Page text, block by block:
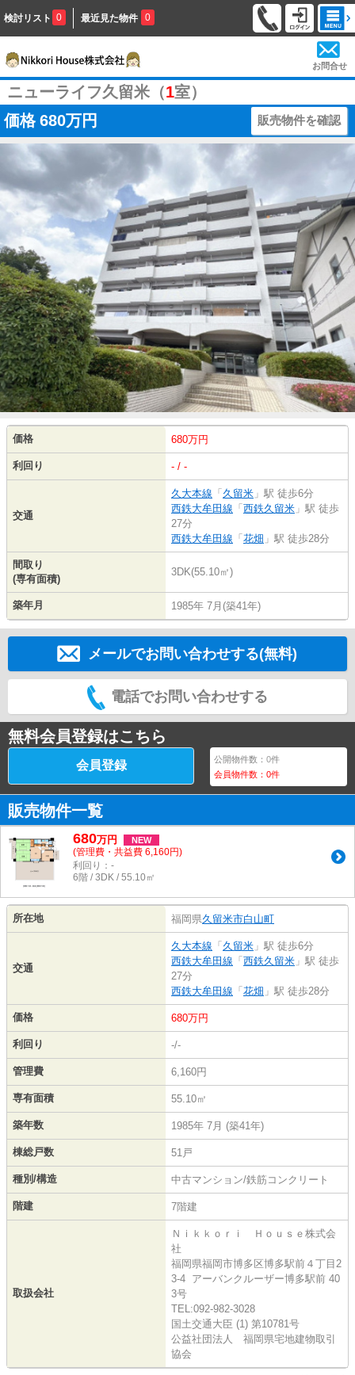
検討リスト 0 最近見た物件 0
お問合せ
ニューライフ久留米（1室）
価格 680万円 販売物件を確認
価格 680万円
利回り - / -
交通
久大本線 「 久留米 」駅 徒歩6分
西鉄大牟田線 「 西鉄久留米 」駅 徒歩
27分
西鉄大牟田線 「 花畑 」駅 徒歩28分
間取り
(専有面積)
3DK(55.10㎡)
築年月 1985年 7月(築41年)
メールでお問い合わせする(無料)
電話でお問い合わせする
無料会員登録はこちら
会員登録 公開物件数：0件
会員物件数：0件
販売物件一覧
680万円 NEW
(管理費・共益費 6,160円)
利回り：-
6階 / 3DK / 55.10㎡
所在地 福岡県久留米市白山町
交通
久大本線 「 久留米 」駅 徒歩6分
西鉄大牟田線 「 西鉄久留米 」駅 徒歩
27分
西鉄大牟田線 「 花畑 」駅 徒歩28分
価格 680万円
利回り -/-
管理費 6,160円
専有面積 55.10㎡
築年数 1985年 7月 (築41年)
棟総戸数 51戸
種別/構造 中古マンション/鉄筋コンクリート
階建 7階建
取扱会社
Ｎｉｋｋｏｒｉ Ｈｏｕｓｅ株式会
社
福岡県福岡市博多区博多駅前４丁目2
3-4 アーバンクルーザー博多駅前 40
3号
TEL:092-982-3028
国土交通大臣 (1) 第10781号
公益社団法人 福岡県宅地建物取引
協会